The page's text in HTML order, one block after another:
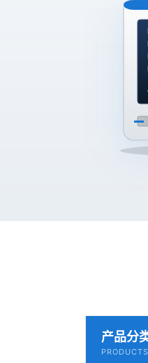
产品分